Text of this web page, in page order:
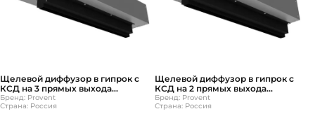
Щелевой диффузор в гипрок с
КСД на 3 прямых выхода
VPNDG/F 500х25/90х3 Provent
Provent
Бренд: Provent
Страна: Россия
Щелевой диффузор в гипрок с
КСД на 2 прямых выхода
VPNDG/F 500х25/90х2 Provent
Provent
Бренд: Provent
Страна: Россия